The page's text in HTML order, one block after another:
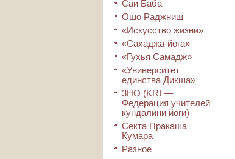
Саи Баба
Ошо Раджниш
«Искусство жизни»
«Сахаджа-йога»
«Гухья Самадж»
«Университет
единства Дикша»
3HO (KRI ―
Федерация учителей
кундалини йоги)
Секта Пракаша
Кумара
Разное